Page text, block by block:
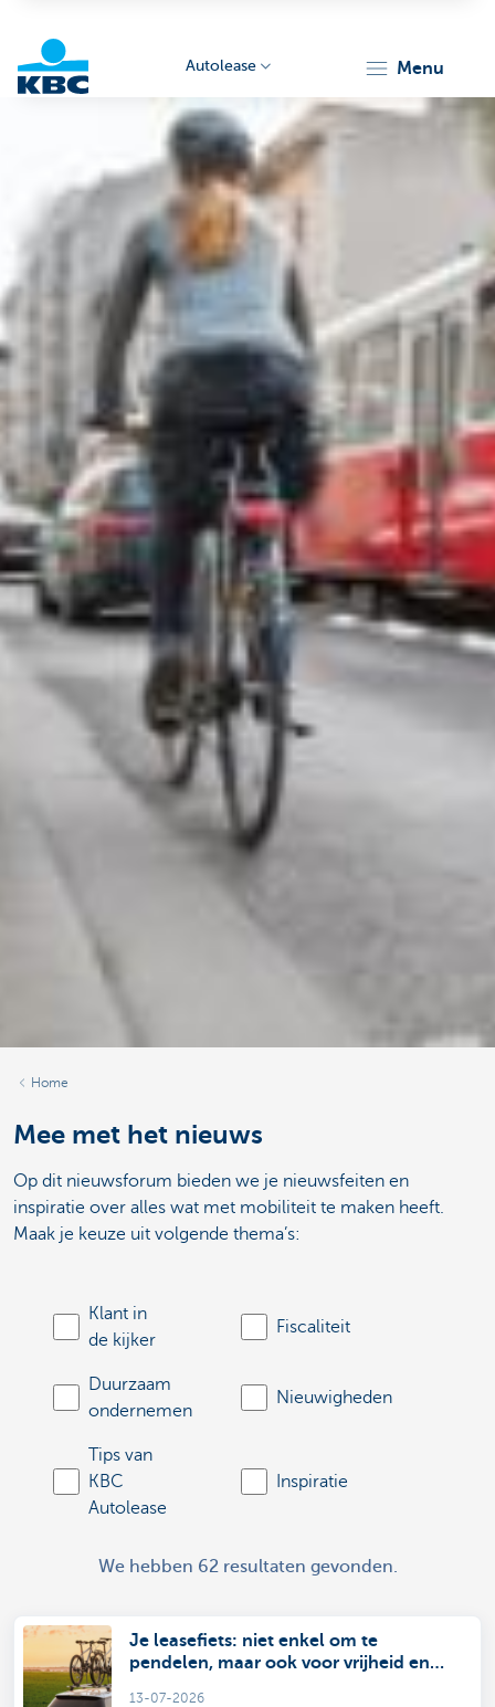
Autolease menu
Home
Mee met het nieuws
Op dit nieuwsforum bieden we je nieuwsfeiten en
inspiratie over alles wat met mobiliteit te maken heeft.
Maak je keuze uit volgende thema’s:
Klant in
de kijker
Fiscaliteit
Duurzaam
ondernemen
Nieuwigheden
Tips van
KBC
Autolease
Inspiratie
We hebben 62 resultaten gevonden.
Je leasefiets: niet enkel om te
pendelen, maar ook voor vrijheid en
13-07-2026